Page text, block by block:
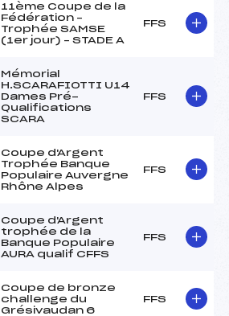
11ème Coupe de la
Fédération –
Trophée SAMSE
(1er jour) – STADE A
FFS
Mémorial
H.SCARAFIOTTI U14
Dames Pré-
Qualifications
SCARA
FFS
Coupe d'Argent
Trophée Banque
Populaire Auvergne
Rhône Alpes
FFS
Coupe d'Argent
trophée de la
Banque Populaire
AURA qualif CFFS
FFS
Coupe de bronze
challenge du
Grésivaudan 6
FFS